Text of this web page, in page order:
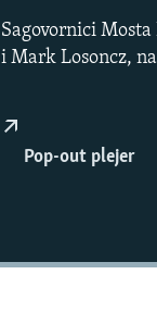
Sagovornici
i Mark Losoncz,
Pop-out plejer